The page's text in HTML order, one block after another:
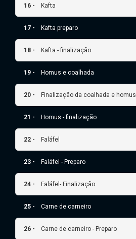
16 - Kafta
17 - Kafta preparo
18 - Kafta - finalização
19 - Homus e coalhada
20 - Finalização da coalhada e homus
21 - Homus - finalização
22 - Faláfel
23 - Faláfel - Preparo
24 - Faláfel- Finalização
25 - Carne de carneiro
26 - Carne de carneiro - Preparo